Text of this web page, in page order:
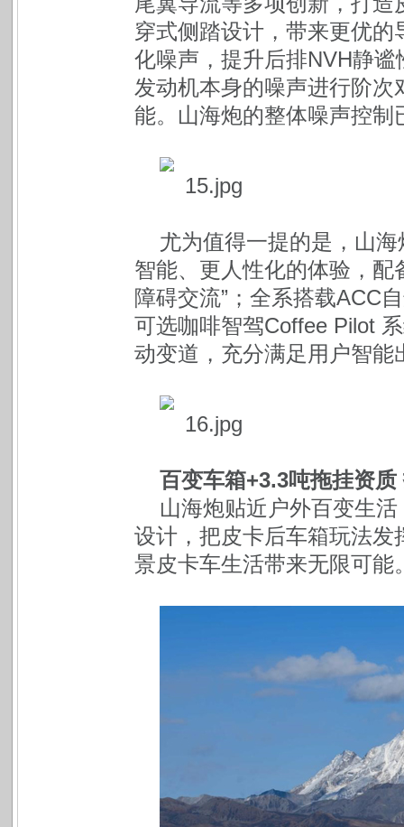
穿式侧踏设计，带来更优
化噪声，提升后排NVH静
发动机本身的噪声进行阶
能。山海炮的整体噪声控制
尤为值得一提的是，山
智能、更人性化的体验，配
障碍交流”；全系搭载ACC
可选咖啡智驾Coffee Pilot
动变道，充分满足用户智能
百变车箱+3.3吨拖挂资
山海炮贴近户外百变生
设计，把皮卡后车箱玩法
景皮卡车生活带来无限可能